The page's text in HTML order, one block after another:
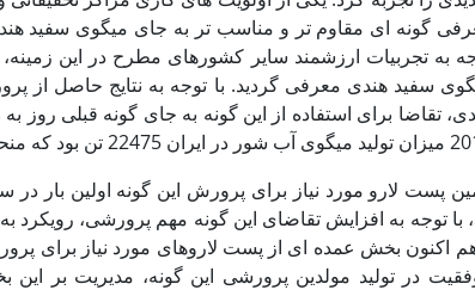
گونه ای مقاوم تر و مناسب تر به جای میگوی سفید
به تجربیات ارزشمند سایر کشورهای مطرح در این
سفید هندی معرفی گردید. با توجه به نتایج حاصل از
تقاضا برای استفاده از این گونه به جای گونه قبلی
تن بود که منحصراً مختص به این گونه بود.
با توجه به افزایش تقاضای این گونه مهم پرورشی،
اکنون بخش عمده ای از پست لاروهای مورد نیاز برای
در تولید مولدین پرورشی این گونه، مدیریت بر